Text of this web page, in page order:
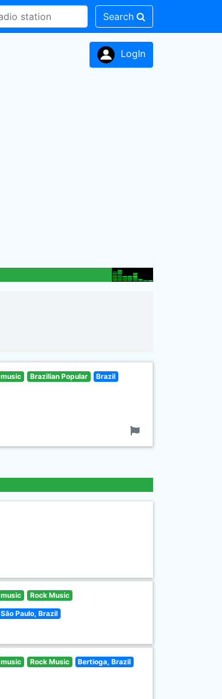
Search
LogIn
music Brazilian Popular Brazil
music Rock Music
São Paulo, Brazil
music Rock Music Bertioga, Brazil